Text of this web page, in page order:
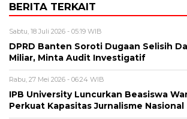
BERITA TERKAIT
Sabtu, 18 Juli 2026 - 05:19 WIB
DPRD Banten Soroti Dugaan Selisih
Miliar, Minta Audit Investigatif
Rabu, 27 Mei 2026 - 06:24 WIB
IPB University Luncurkan Beasiswa
Perkuat Kapasitas Jurnalisme Nasional